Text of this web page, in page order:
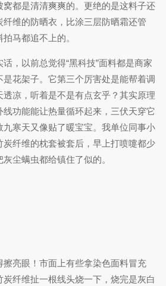
都是清清爽爽的。更绝的是这料子还
维的防晒衣，比涂三层防晒霜还管
马都追不上的。
，以前总觉得“黑科技”面料都是商家
花架子。它第三个厉害处是能帮着调
凉，听着是不是有点玄乎？其实原理
功能能让热量循环起来，三伏天穿它
九寒天又像贴了暖宝宝。我单位同事小
炭纤维的枕套被套后，早上打喷嚏都少
尘螨虫都给镇住了似的。
亮眼！市面上有些拿染色面料冒充
纤维扯一根线头烧一下，烧完是灰白